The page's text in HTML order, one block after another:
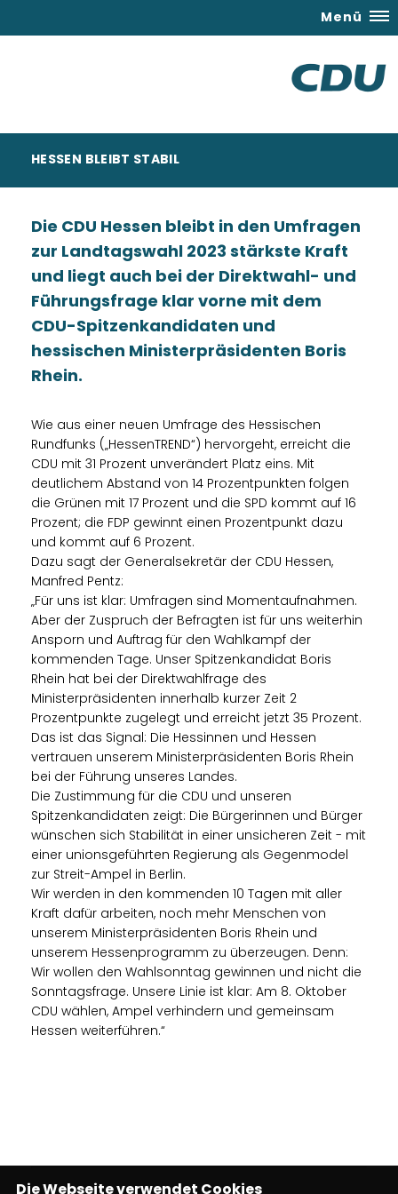
Menü
HESSEN BLEIBT STABIL
Die CDU Hessen bleibt in den Umfragen
zur Landtagswahl 2023 stärkste Kraft
und liegt auch bei der Direktwahl- und
Führungsfrage klar vorne mit dem
CDU-Spitzenkandidaten und
hessischen Ministerpräsidenten Boris
Rhein.
Wie aus einer neuen Umfrage des Hessischen
Rundfunks („HessenTREND“) hervorgeht, erreicht die
CDU mit 31 Prozent unverändert Platz eins. Mit
deutlichem Abstand von 14 Prozentpunkten folgen
die Grünen mit 17 Prozent und die SPD kommt auf 16
Prozent; die FDP gewinnt einen Prozentpunkt dazu
und kommt auf 6 Prozent.
Dazu sagt der Generalsekretär der CDU Hessen,
Manfred Pentz:
Für uns ist klar: Umfragen sind Momentaufnahmen.
Aber der Zuspruch der Befragten ist für uns weiterhin
Ansporn und Auftrag für den Wahlkampf der
kommenden Tage. Unser Spitzenkandidat Boris
Rhein hat bei der Direktwahlfrage des
Ministerpräsidenten innerhalb kurzer Zeit 2
Prozentpunkte zugelegt und erreicht jetzt 35 Prozent.
Das ist das Signal: Die Hessinnen und Hessen
vertrauen unserem Ministerpräsidenten Boris Rhein
bei der Führung unseres Landes.
Die Zustimmung für die CDU und unseren
Spitzenkandidaten zeigt: Die Bürgerinnen und Bürger
wünschen sich Stabilität in einer unsicheren Zeit - mit
einer unionsgeführten Regierung als Gegenmodel
zur Streit-Ampel in Berlin.
Wir werden in den kommenden 10 Tagen mit aller
Kraft dafür arbeiten, noch mehr Menschen von
unserem Ministerpräsidenten Boris Rhein und
unserem Hessenprogramm zu überzeugen. Denn:
Wir wollen den Wahlsonntag gewinnen und nicht die
Sonntagsfrage. Unsere Linie ist klar: Am 8. Oktober
CDU wählen, Ampel verhindern und gemeinsam
Hessen weiterführen.“
Die Webseite verwendet Cookies